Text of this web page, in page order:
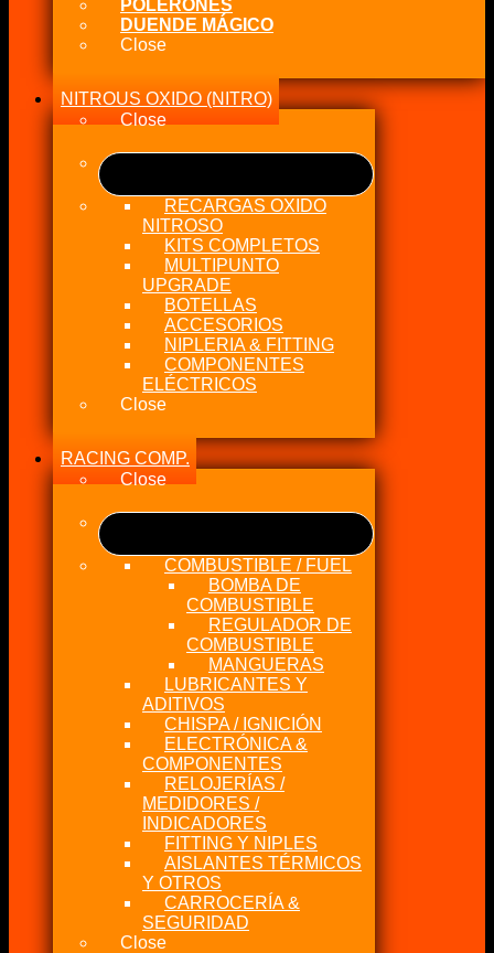
POLERONES
DUENDE MÁGICO
Close
NITROUS OXIDO (NITRO)
Close
RECARGAS OXIDO
NITROSO
KITS COMPLETOS
MULTIPUNTO
UPGRADE
BOTELLAS
ACCESORIOS
NIPLERIA & FITTING
COMPONENTES
ELÉCTRICOS
Close
RACING COMP.
Close
COMBUSTIBLE / FUEL
BOMBA DE
COMBUSTIBLE
REGULADOR DE
COMBUSTIBLE
MANGUERAS
LUBRICANTES Y
ADITIVOS
CHISPA / IGNICIÓN
ELECTRÓNICA &
COMPONENTES
RELOJERÍAS /
MEDIDORES /
INDICADORES
FITTING Y NIPLES
AISLANTES TÉRMICOS
Y OTROS
CARROCERÍA &
SEGURIDAD
Close